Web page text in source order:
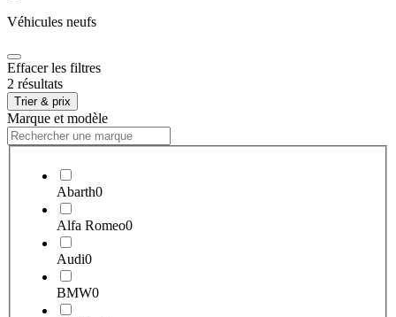
Véhicules neufs
Effacer les filtres
2 résultats
Trier & prix
Marque et modèle
Abarth0
Alfa Romeo0
Audi0
BMW0